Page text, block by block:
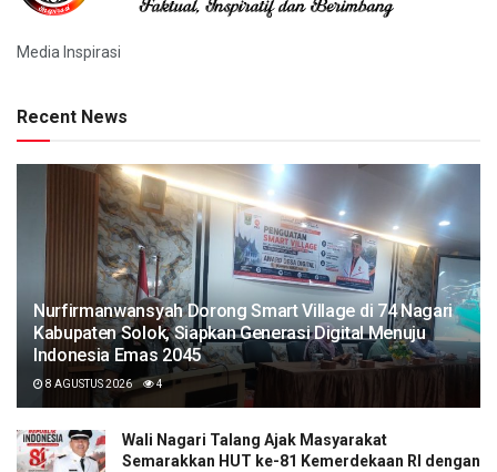
Media Inspirasi
Recent News
Nurfirmanwansyah Dorong Smart Village di 74 Nagari
Kabupaten Solok, Siapkan Generasi Digital Menuju
Indonesia Emas 2045
8 AGUSTUS 2026 4
Wali Nagari Talang Ajak Masyarakat
Semarakkan HUT ke-81 Kemerdekaan RI dengan